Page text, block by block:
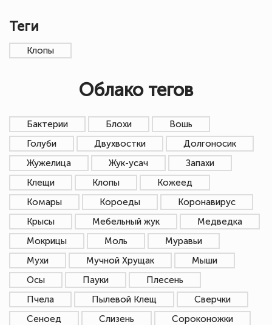
Теги
Клопы
Облако тегов
Бактерии Блохи
Вошь
Голуби
Двухвостки
Долгоносик
Жужелица
Жук-усач
Запахи
Клещи
Клопы
Кожеед
Комары
Короеды
Коронавирус
Крысы
Мебельный жук
Медведка
Мокрицы
Моль
Муравьи
Мухи
Мучной Хрущак
Мыши
Осы
Пауки
Плесень
Пчела
Пылевой Клещ
Сверчки
Сеноед
Слизень
Сороконожки